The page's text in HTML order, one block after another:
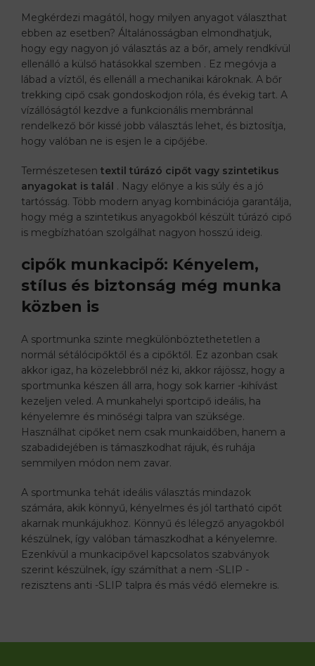
Megkérdezi magától, hogy milyen anyagot választhat
ebben az esetben? Általánosságban elmondhatjuk,
hogy egy nagyon jó választás az a bőr, amely rendkívül
ellenálló a külső hatásokkal szemben . Ez megóvja a
lábad a víztől, és ellenáll a mechanikai károknak. A bőr
trekking cipő csak gondoskodjon róla, és évekig tart. A
vízállóságtól kezdve a funkcionális membránnal
rendelkező bőr kissé jobb választás lehet, és biztosítja,
hogy valóban ne is esjen le a cipőjébe.
Természetesen textil túrázó cipőt vagy szintetikus
anyagokat is talál . Nagy előnye a kis súly és a jó
tartósság. Több modern anyag kombinációja garantálja,
hogy még a szintetikus anyagokból készült túrázó cipő
is megbízhatóan szolgálhat nagyon hosszú ideig.
cipők munkacipő: Kényelem,
stílus és biztonság még munka
közben is
A sportmunka szinte megkülönböztethetetlen a
normál sétálócipőktől és a cipőktől. Ez azonban csak
akkor igaz, ha közelebbről néz ki, akkor rájössz, hogy a
sportmunka készen áll arra, hogy sok karrier -kihívást
kezeljen veled. A munkahelyi sportcipő ideális, ha
kényelemre és minőségi talpra van szüksége.
Használhat cipőket nem csak munkaidőben, hanem a
szabadidejében is támaszkodhat rájuk, és ruhája
semmilyen módon nem zavar.
A sportmunka tehát ideális választás mindazok
számára, akik könnyű, kényelmes és jól tartható cipőt
akarnak munkájukhoz. Könnyű és lélegző anyagokból
készülnek, így valóban támaszkodhat a kényelemre.
Ezenkívül a munkacipővel kapcsolatos szabványok
szerint készülnek, így számíthat a nem -SLIP -
rezisztens anti -SLIP talpra és más védő elemekre is.